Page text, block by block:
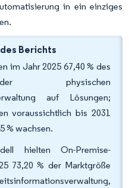
in ein einziges
Berichts
im Jahr 2025 67,40 % des
physischen
auf Lösungen;
voraussichtlich bis 2031
% wachsen.
hielten On-Premise-
73,20 % der Marktgröße